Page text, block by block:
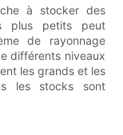
à stocker des
plus petits peut
de rayonnage
différents niveaux
les grands et les
les stocks sont